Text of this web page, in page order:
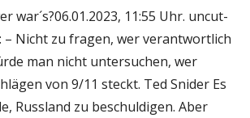
war´s?06.01.2023, 11:55 Uhr. uncut-
– Nicht zu fragen, wer verantwortlich
man nicht untersuchen, wer
von 9/11 steckt. Ted Snider Es
Russland zu beschuldigen. Aber